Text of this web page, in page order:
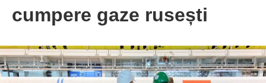
cumpere gaze rusești